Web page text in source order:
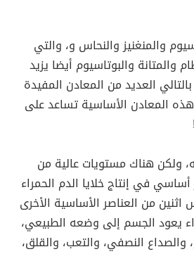
والمنغنيز والنحاس و، والتي
والبوتاسيوم أيضا يزيد
العديد من المعادن المفيدة
المعادن الأساسية تساعد على
ولكن هناك مستويات عالية من
في إنتاج خلايا الدم الحمراء
من العناصر الأساسية الأخرى
يعود الجسم إلى وضعه الطبيعي،
النصفي، والتعب، والقلق،